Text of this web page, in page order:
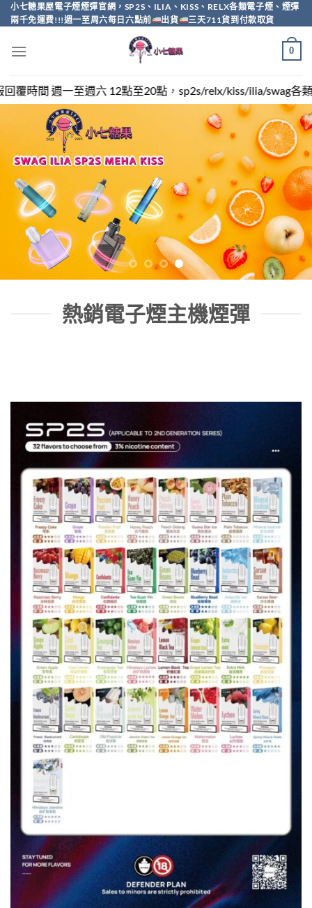
Skip
to
小七糖果屋電子煙煙彈官網，SP2S、ILIA、KISS、RELX各類電子煙、煙彈
兩千免運費!!!週一至周六每日六點前
出貨 三天711貨到付款取貨
0
至20點，sp2s/relx/kiss/ilia/swag各類電子煙煙彈買越多越便
熱銷電子煙主機煙彈